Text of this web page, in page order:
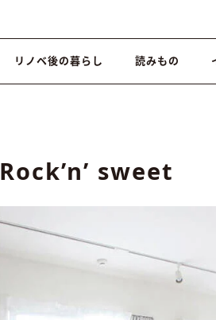
リノベ後の暮らし 読みもの
Rock’n’ sweet